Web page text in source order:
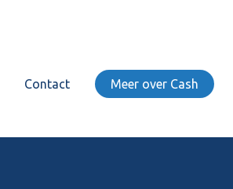
Contact Meer over Cash